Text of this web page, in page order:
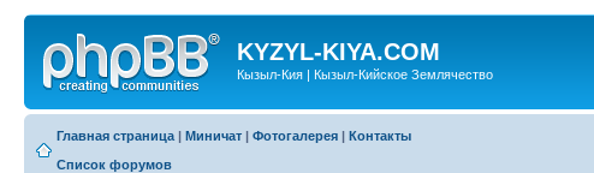
KYZYL-KIYA.COM
Кызыл-Кия | Кызыл-Кийское Землячество
Главная страница | Миничат | Фотогалерея | Контакты
Список форумов